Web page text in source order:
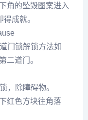
角的坠毁图案进入
成就。
门锁解锁方法如
二道门。
，除障碍物。
红色方块往角落